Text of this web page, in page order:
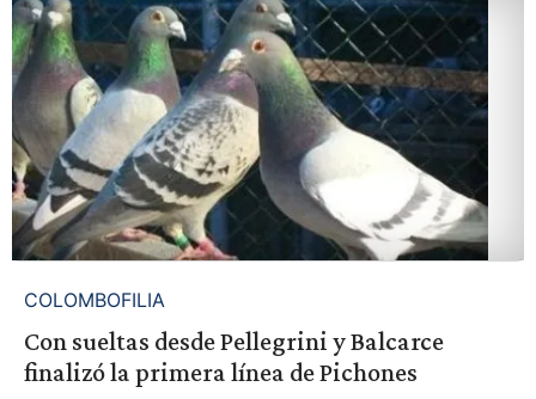
COLOMBOFILIA
Con sueltas desde Pellegrini y Balcarce
finalizó la primera línea de Pichones